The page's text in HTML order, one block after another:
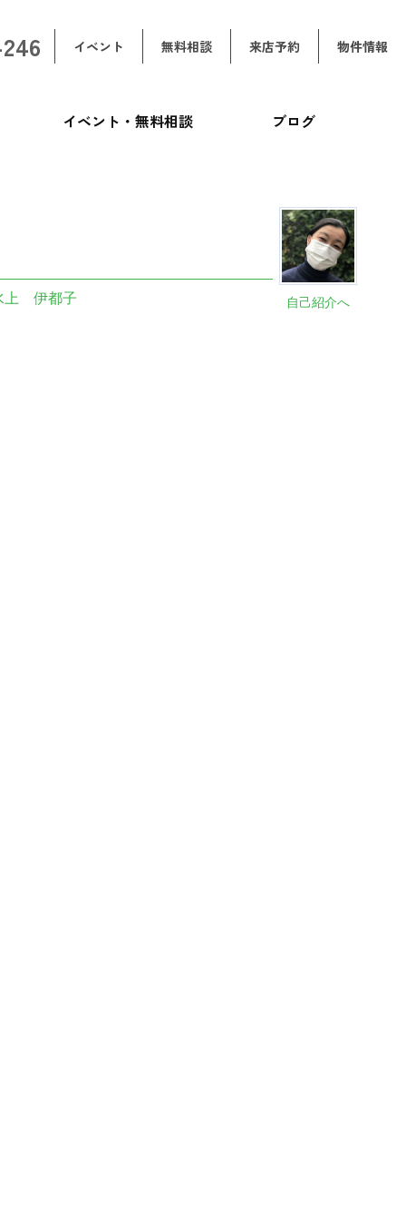
イベント 無料相談 来店予約 物件情報
イベント・無料相談 ブログ
自己紹介へ
上 伊都子